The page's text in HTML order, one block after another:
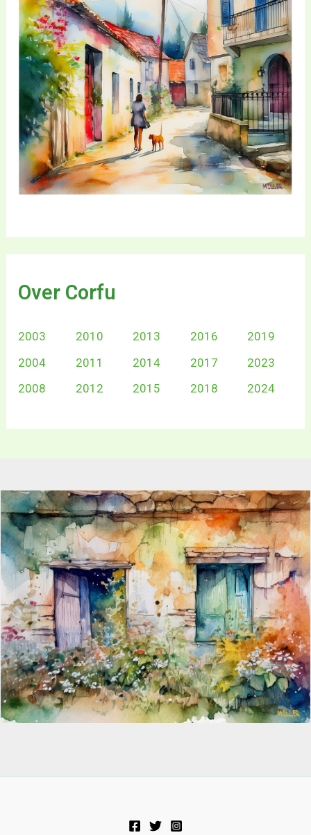
Over Corfu
2003
2004
2008
2010
2011
2012
2013
2014
2015
2016
2017
2018
2019
2023
2024